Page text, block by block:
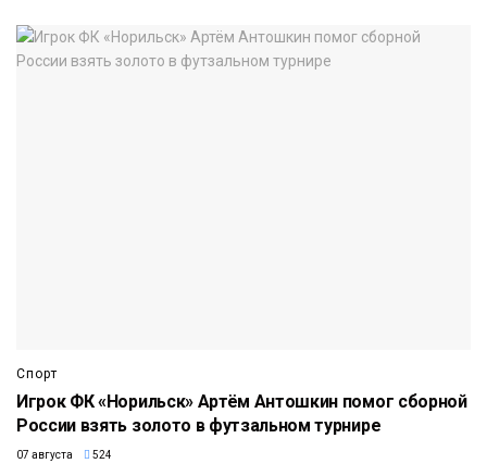
Спорт
Игрок ФК «Норильск» Артём Антошкин помог сборной
России взять золото в футзальном турнире
07 августа 524